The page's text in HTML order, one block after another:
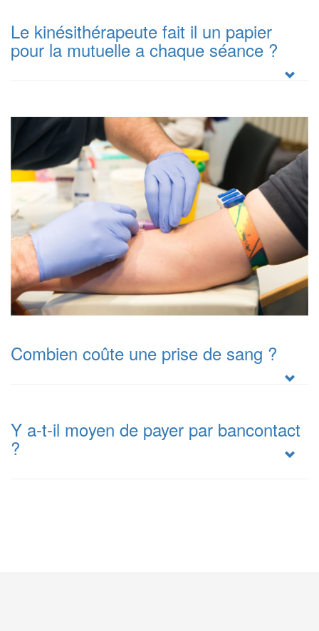
Le kinésithérapeute fait il un papier
pour la mutuelle a chaque séance ?
Combien coûte une prise de sang ?
Y a-t-il moyen de payer par bancontact
?